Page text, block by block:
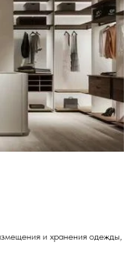
и хранения одежды,